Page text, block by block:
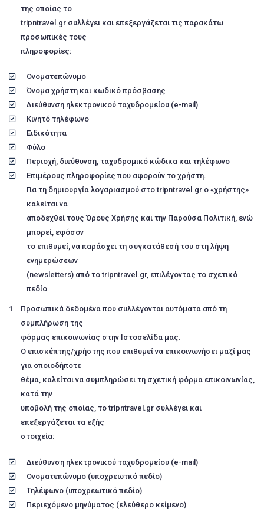
της οποίας το
tripntravel.gr συλλέγει και επεξεργάζεται τις παρακάτω
προσωπικές τους
πληροφορίες:
Ονοματεπώνυμο
Όνομα χρήστη και κωδικό πρόσβασης
Διεύθυνση ηλεκτρονικού ταχυδρομείου (e-mail)
Κινητό τηλέφωνο
Ειδικότητα
Φύλο
Περιοχή, διεύθυνση, ταχυδρομικό κώδικα και τηλέφωνο
Επιμέρους πληροφορίες που αφορούν το χρήστη.
Για τη δημιουργία λογαριασμού στο tripntravel.gr ο «χρήστης»
καλείται να
αποδεχθεί τους Όρους Χρήσης και την Παρούσα Πολιτική, ενώ
μπορεί, εφόσον
το επιθυμεί, να παράσχει τη συγκατάθεσή του στη λήψη
ενημερώσεων
(newsletters) από τo tripntravel.gr, επιλέγοντας το σχετικό
πεδίο
Προσωπικά δεδομένα που συλλέγονται αυτόματα από τη
συμπλήρωση της
φόρμας επικοινωνίας στην Ιστοσελίδα μας.
Ο επισκέπτης/χρήστης που επιθυμεί να επικοινωνήσει μαζί μας
για οποιοδήποτε
θέμα, καλείται να συμπληρώσει τη σχετική φόρμα επικοινωνίας,
κατά την
υποβολή της οποίας, το tripntravel.gr συλλέγει και
επεξεργάζεται τα εξής
στοιχεία:
Διεύθυνση ηλεκτρονικού ταχυδρομείου (e-mail)
Ονοματεπώνυμο (υποχρεωτκό πεδίο)
Τηλέφωνο (υποχρεωτικό πεδίο)
Περιεχόμενο μηνύματος (ελεύθερο κείμενο)